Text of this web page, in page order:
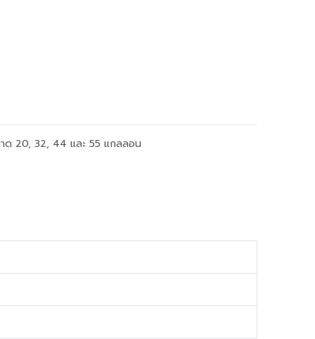
ด 20, 32, 44 และ 55 แกลลอน